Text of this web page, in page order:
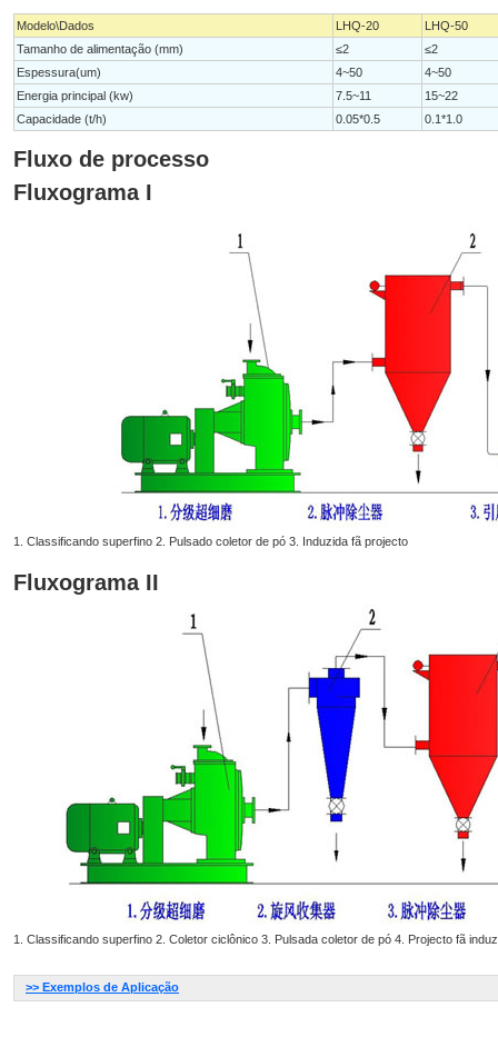
Modelo\Dados LHQ-20
LHQ-50
Tamanho de alimentação (mm)
≤2
≤2
Espessura(um)
4~50
4~50
Energia principal (kw)
7.5~11
15~22
Capacidade (t/h)
0.05*0.5 0.1*1.0
Fluxo de processo
Fluxograma I
1. Classificando superfino 2. Pulsado coletor de pó 3. Induzida fã projecto
Fluxograma II
1. Classificando superfino 2. Coletor ciclônico 3. Pulsada coletor de pó 4. Projecto fã
>> Exemplos de Aplicação